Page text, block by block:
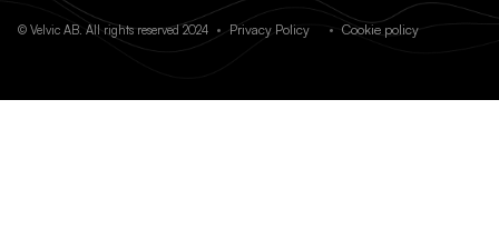
© Velvic AB. All rights reserved 2024 Privacy Policy Cookie policy